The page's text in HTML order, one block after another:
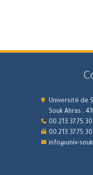
Université de
Souk Ahras ,
info@univ-